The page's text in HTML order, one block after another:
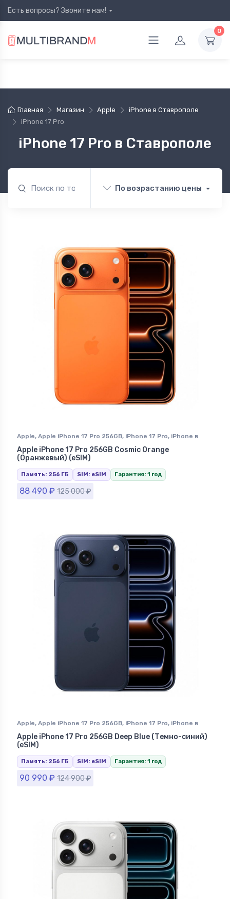
Есть вопросы? Звоните нам!
0
Главная Магазин Apple
iPhone в Ставрополе
iPhone 17 Pro
iPhone 17 Pro в Ставрополе
По возрастанию цены
Apple, Apple iPhone 17 Pro 256GB, iPhone 17 Pro, iPhone в
Ставрополе
Apple iPhone 17 Pro 256GB Cosmic Orange
(Оранжевый) (eSIM)
Память: 256 ГБ SIM: eSIM Гарантия: 1 год
88 490 ₽ 125 000₽
Apple, Apple iPhone 17 Pro 256GB, iPhone 17 Pro, iPhone в
Ставрополе
Apple iPhone 17 Pro 256GB Deep Blue (Темно-синий)
(eSIM)
Память: 256 ГБ SIM: eSIM Гарантия: 1 год
90 990 ₽ 124 900₽